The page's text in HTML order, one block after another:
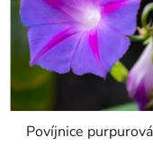
Povíjnice